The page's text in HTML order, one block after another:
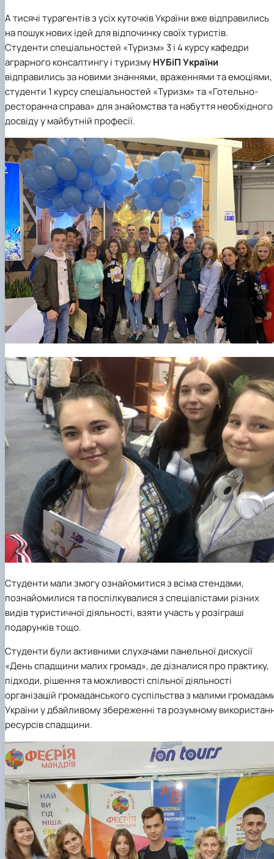
А тисячі турагентів з усіх куточків України вже відправились
на пошук нових ідей для відпочинку своїх туристів.
Студентиспеціальностей «Туризм» 3 і 4 курсукафедри
аграрного консалтингу і туризмуНУБіП України
відправились за новими знаннями, враженнями та емоціями,
студенти 1 курсуспеціальностей «Туризм»та«Готельно-
ресторанна справа»для знайомства та набуття необхідного
досвіду у майбутній професії.
Студенти мали змогу ознайомитися з всіма стендами,
познайомилися та поспілкувалися з спеціалістами різних
видів туристичної діяльності, взяти участь у розіграші
подарунків тощо.
Студенти були активними слухачами панельної дискусії
«День спадщини малих громад», де дізналися про практику,
підходи, рішення та можливості спільної діяльності
організацій громаданського суспільства з малими
України у дбайливому збереженні та розумному
ресурсів спадщини.